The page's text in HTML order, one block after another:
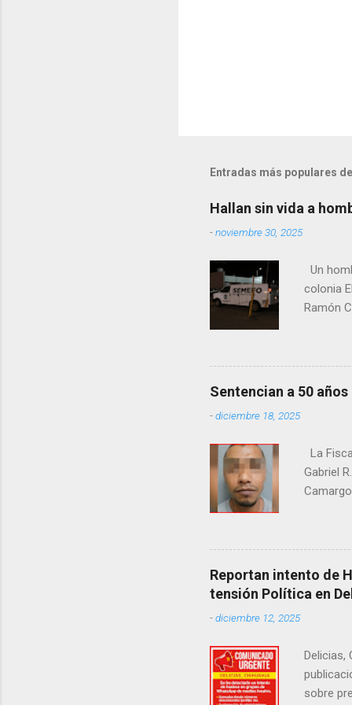
Entradas más populares
Hallan sin vida a
-noviembre 30, 2025
Un
colonia
Ramón
zona
Sentencian a 50
-diciembre 18, 2025
La
Gabriel
cumpla
pago de
junio
Reportan intento de
tensión Política en
-diciembre 12, 2025
Delicias,
sobre